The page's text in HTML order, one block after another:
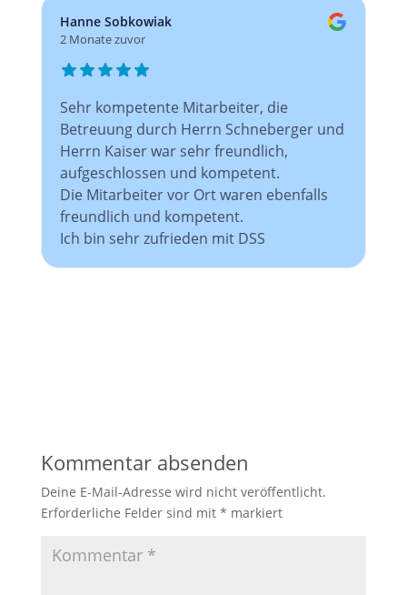
Hanne Sobkowiak
2 Monate zuvor
Sehr kompetente Mitarbeiter, die
Betreuung durch Herrn Schneberger und
Herrn Kaiser war sehr freundlich,
aufgeschlossen und kompetent.
Die Mitarbeiter vor Ort waren ebenfalls
freundlich und kompetent.
Ich bin sehr zufrieden mit DSS
Kommentar absenden
Deine E-Mail-Adresse wird nicht veröffentlicht.
Erforderliche Felder sind mit * markiert